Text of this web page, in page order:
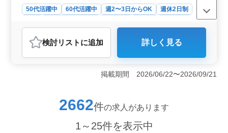
50代活躍中 60代活躍中 週2〜3日からOK
週休2日制
おすすめポイント
＜多様な働き方＞ 訪問看護ステーションでの業務は、
正社員からアルバイトまで柔軟な働き方が可能です。週
2〜3日からの勤務もOKで、子育てや他の仕事との両立が
ークライフバランスを重視する方にも最適です。 ＜
充実した休日＞ 週休2日制と年間休日110日という働き
仕事に集中できるため、ストレスが少なく働けます。さ
検討リスト に追加 詳しく見る
掲載期間 2026/06/22〜2026/09/21
2662件の求人があります
1～25件を表示中